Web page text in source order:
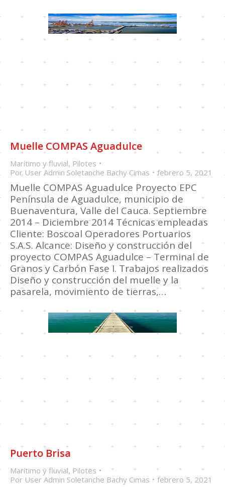
Muelle COMPAS Aguadulce
Marítimo y fluvial, Pilotes
Por User Admin Soletanche Bachy Cimas febrero 5, 2021
Muelle COMPAS Aguadulce Proyecto EPC
Península de Aguadulce, municipio de
Buenaventura, Valle del Cauca. Septiembre
2014 – Diciembre 2014 Técnicas empleadas
Cliente: Boscoal Operadores Portuarios
S.A.S. Alcance: Diseño y construcción del
proyecto COMPAS Aguadulce – Terminal de
Granos y Carbón Fase I. Trabajos realizados
Diseño y construcción del muelle y la
pasarela, movimiento de tierras,…
Puerto Brisa
Marítimo y fluvial, Pilotes
Por User Admin Soletanche Bachy Cimas febrero 5, 2021